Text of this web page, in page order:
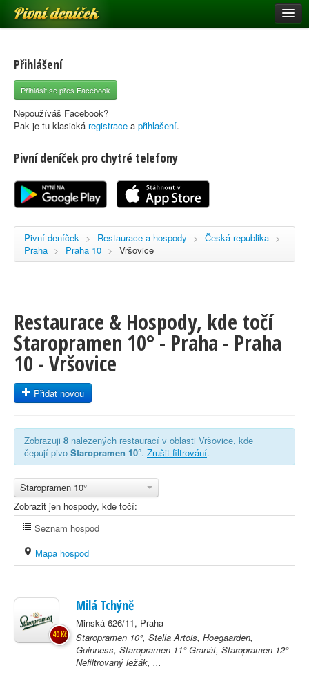
Pivní deníček
Pivní mapa
Pivní značky
Nápověda
Registrace
Přihlášení
Přihlásit se přes Facebook
Nepoužíváš Facebook?
Pak je tu klasická registrace a přihlašení.
Pivní deníček pro chytré telefony
Pivní deníček > Restaurace a hospody > Česká republika >
Praha > Praha 10 > Vršovice
Restaurace & Hospody, kde točí
Staropramen 10° - Praha - Praha
10 - Vršovice
Přidat novou
Zobrazuji 8 nalezených restaurací v oblasti Vršovice, kde
čepují pivo Staropramen 10°. Zrušit filtrování.
Staropramen 10°
Zobrazit jen hospody, kde točí:
Seznam hospod
Mapa hospod
Milá Tchýně
Minská 626/11, Praha
Staropramen 10°, Stella Artois, Hoegaarden,
Guinness, Staropramen 11° Granát, Staropramen 12°
Nefiltrovaný ležák, ...
40 Kč